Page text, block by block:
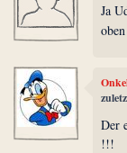
Ja
Der
!!!